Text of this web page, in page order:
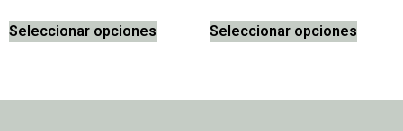
Seleccionar opciones Seleccionar opciones